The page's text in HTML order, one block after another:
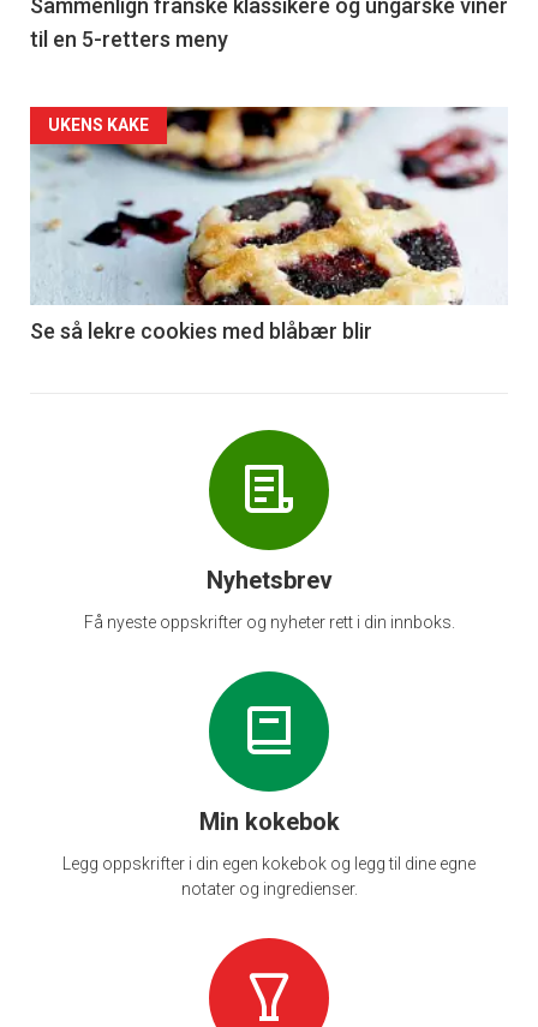
Sammenlign franske klassikere og ungarske viner
til en 5-retters meny
Forsiden
akkurat
nå
6
UKENS KAKE
Se så lekre cookies med blåbær blir
Nyhetsbrev
Få nyeste oppskrifter og nyheter rett i din innboks.
Min kokebok
Legg oppskrifter i din egen kokebok og legg til dine egne
notater og ingredienser.